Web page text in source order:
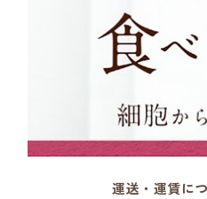
運送・運賃に